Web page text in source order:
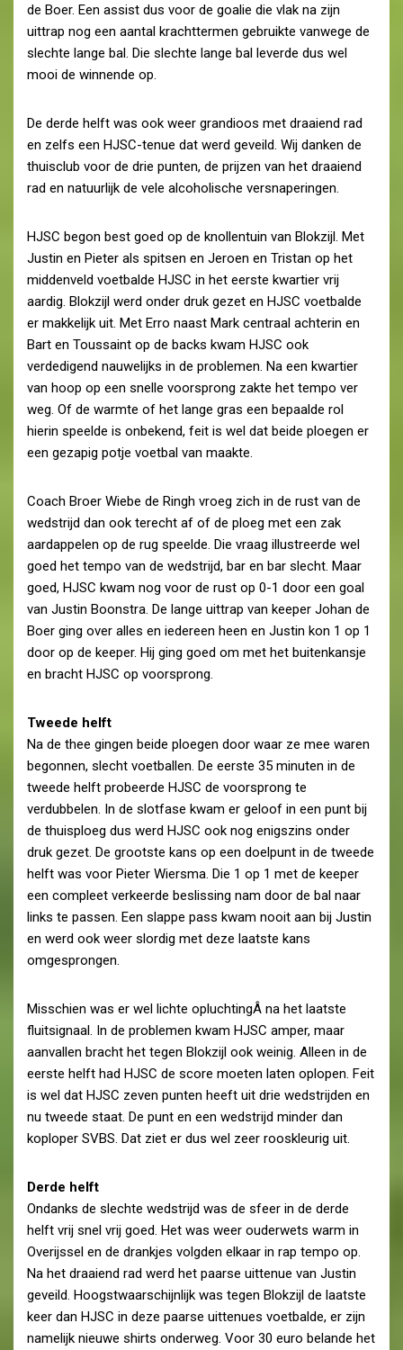
de Boer. Een assist dus voor de goalie die vlak na zijn
uittrap nog een aantal krachttermen gebruikte vanwege de
slechte lange bal. Die slechte lange bal leverde dus wel
mooi de winnende op.
De derde helft was ook weer grandioos met draaiend rad
en zelfs een HJSC-tenue dat werd geveild. Wij danken de
thuisclub voor de drie punten, de prijzen van het draaiend
rad en natuurlijk de vele alcoholische versnaperingen.
HJSC begon best goed op de knollentuin van Blokzijl. Met
Justin en Pieter als spitsen en Jeroen en Tristan op het
middenveld voetbalde HJSC in het eerste kwartier vrij
aardig. Blokzijl werd onder druk gezet en HJSC voetbalde
er makkelijk uit. Met Erro naast Mark centraal achterin en
Bart en Toussaint op de backs kwam HJSC ook
verdedigend nauwelijks in de problemen. Na een kwartier
van hoop op een snelle voorsprong zakte het tempo ver
weg. Of de warmte of het lange gras een bepaalde rol
hierin speelde is onbekend, feit is wel dat beide ploegen er
een gezapig potje voetbal van maakte.
Coach Broer Wiebe de Ringh vroeg zich in de rust van de
wedstrijd dan ook terecht af of de ploeg met een zak
aardappelen op de rug speelde. Die vraag illustreerde wel
goed het tempo van de wedstrijd, bar en bar slecht. Maar
goed, HJSC kwam nog voor de rust op 0-1 door een goal
van Justin Boonstra. De lange uittrap van keeper Johan de
Boer ging over alles en iedereen heen en Justin kon 1 op 1
door op de keeper. Hij ging goed om met het buitenkansje
en bracht HJSC op voorsprong.
Tweede helft
Na de thee gingen beide ploegen door waar ze mee waren
begonnen, slecht voetballen. De eerste 35 minuten in de
tweede helft probeerde HJSC de voorsprong te
verdubbelen. In de slotfase kwam er geloof in een punt bij
de thuisploeg dus werd HJSC ook nog enigszins onder
druk gezet. De grootste kans op een doelpunt in de tweede
helft was voor Pieter Wiersma. Die 1 op 1 met de keeper
een compleet verkeerde beslissing nam door de bal naar
links te passen. Een slappe pass kwam nooit aan bij Justin
en werd ook weer slordig met deze laatste kans
omgesprongen.
Misschien was er wel lichte opluchtingÂ na het laatste
fluitsignaal. In de problemen kwam HJSC amper, maar
aanvallen bracht het tegen Blokzijl ook weinig. Alleen in de
eerste helft had HJSC de score moeten laten oplopen. Feit
is wel dat HJSC zeven punten heeft uit drie wedstrijden en
nu tweede staat. De punt en een wedstrijd minder dan
koploper SVBS. Dat ziet er dus wel zeer rooskleurig uit.
Derde helft
Ondanks de slechte wedstrijd was de sfeer in de derde
helft vrij snel vrij goed. Het was weer ouderwets warm in
Overijssel en de drankjes volgden elkaar in rap tempo op.
Na het draaiend rad werd het paarse uittenue van Justin
geveild. Hoogstwaarschijnlijk was tegen Blokzijl de laatste
keer dan HJSC in deze paarse uittenues voetbalde, er zijn
namelijk nieuwe shirts onderweg. Voor 30 euro belande het